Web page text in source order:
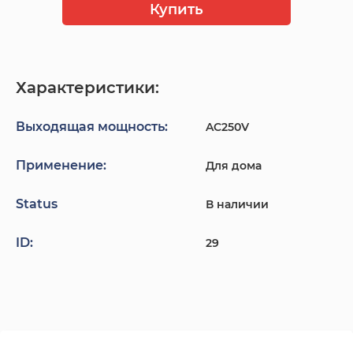
Купить
Характеристики:
Выходящая мощность: AC250V
Применение: Для дома
Status В наличии
ID: 29